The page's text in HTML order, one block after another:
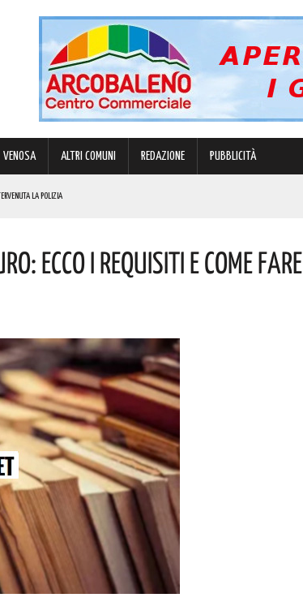
VENOSA ALTRI COMUNI REDAZIONE PUBBLICITÀ
ATTESI
Ecco I Requisiti E Come Fare